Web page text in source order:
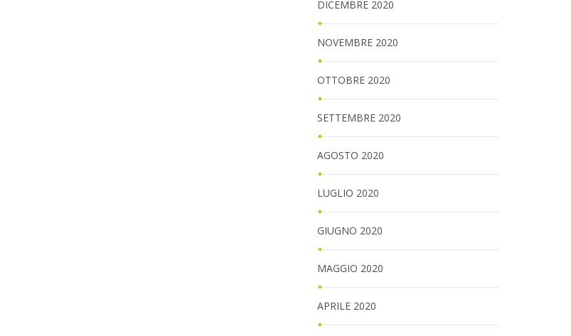
DICEMBRE 2020
NOVEMBRE 2020
OTTOBRE 2020
SETTEMBRE 2020
AGOSTO 2020
LUGLIO 2020
GIUGNO 2020
MAGGIO 2020
APRILE 2020